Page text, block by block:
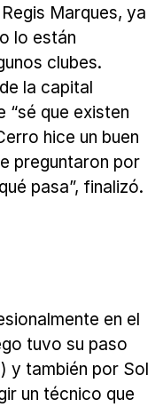
Marques, ya
lo están
clubes.
la capital
“sé que existen
hice un buen
preguntaron por
pasa”, finalizó.
en el
tuvo su paso
y también por Sol
un técnico que